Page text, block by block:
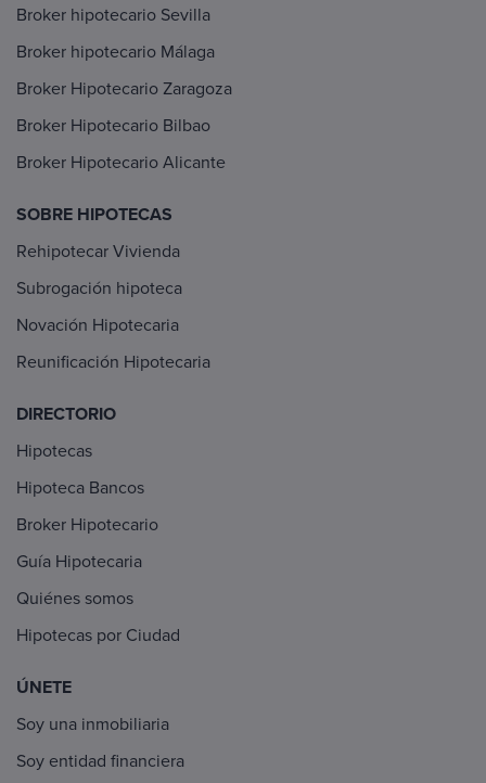
Broker hipotecario Sevilla
Broker hipotecario Málaga
Broker Hipotecario Zaragoza
Broker Hipotecario Bilbao
Broker Hipotecario Alicante
SOBRE HIPOTECAS
Rehipotecar Vivienda
Subrogación hipoteca
Novación Hipotecaria
Reunificación Hipotecaria
DIRECTORIO
Hipotecas
Hipoteca Bancos
Broker Hipotecario
Guía Hipotecaria
Quiénes somos
Hipotecas por Ciudad
ÚNETE
Soy una inmobiliaria
Soy entidad financiera